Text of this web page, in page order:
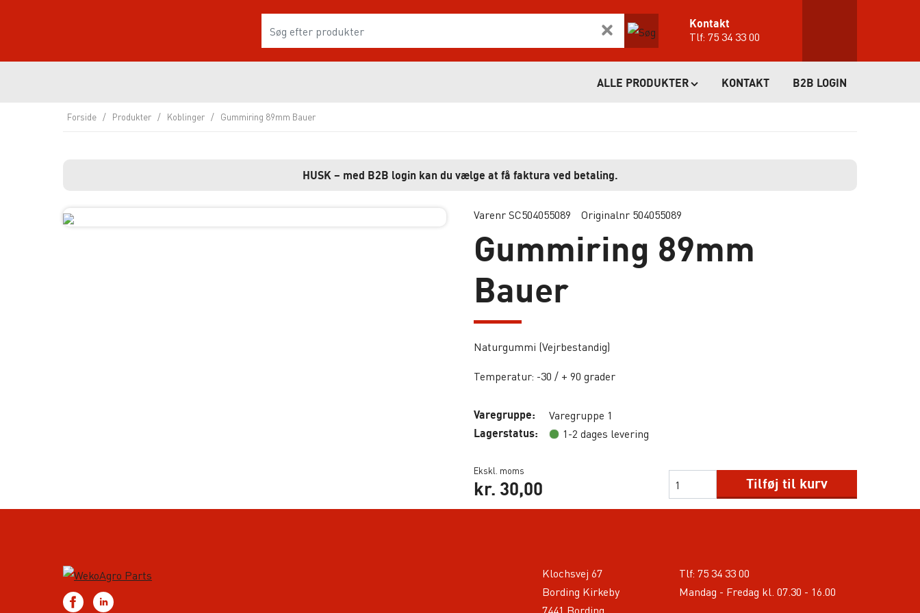
Kontakt
Tlf:75 34 33 00
ALLE PRODUKTER KONTAKT B2B LOGIN
Forside / Produkter / Koblinger / Gummiring 89mm Bauer
HUSK – med B2B login kan du vælge at få faktura ved betaling.
Varenr SC504055089 Originalnr 504055089
Gummiring 89mm
Bauer
Naturgummi (Vejrbestandig)
Temperatur: -30 / + 90 grader
Varegruppe: Varegruppe 1
Lagerstatus: 1-2 dages levering
Ekskl. moms
kr. 30,00 Tilføj til kurv
Klochsvej 67
Bording Kirkeby
Tlf: 75 34 33 00
Mandag - Fredag kl. 07.30 - 16.00